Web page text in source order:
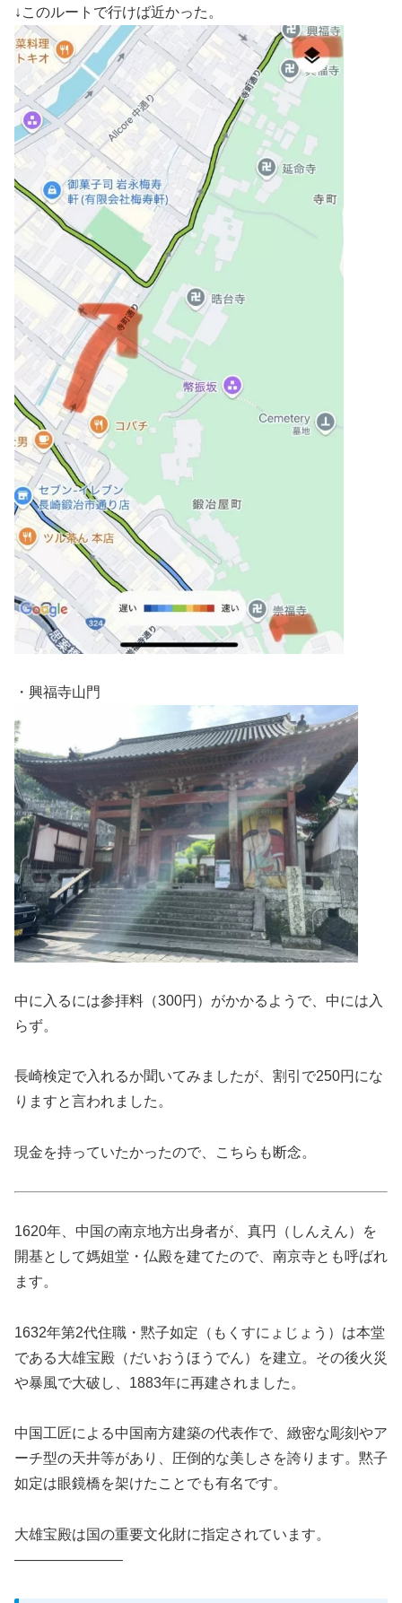
↓このルートで行けば近かった。
・興福寺山門
中に入るには参拝料（300円）がかかるようで、中には入
らず。
長崎検定で入れるか聞いてみましたが、割引で250円にな
りますと言われました。
現金を持っていたかったので、こちらも断念。
1620年、中国の南京地方出身者が、真円（しんえん）を
開基として媽姐堂・仏殿を建てたので、南京寺とも呼ばれ
ます。
1632年第2代住職・黙子如定（もくすにょじょう）は本堂
である大雄宝殿（だいおうほうでん）を建立。その後火災
や暴風で大破し、1883年に再建されました。
中国工匠による中国南方建築の代表作で、緻密な彫刻やア
ーチ型の天井等があり、圧倒的な美しさを誇ります。黙子
如定は眼鏡橋を架けたことでも有名です。
大雄宝殿は国の重要文化財に指定されています。
———————–